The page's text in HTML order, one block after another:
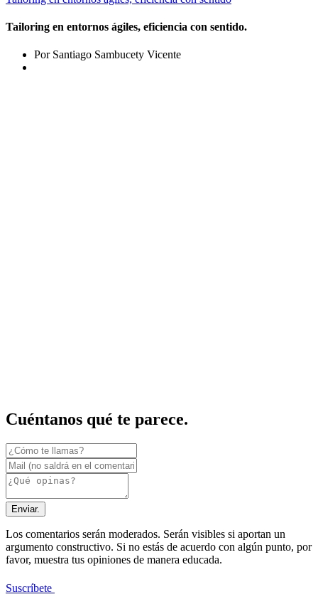
Tailoring en entornos ágiles, eficiencia con sentido.
Por Santiago Sambucety Vicente
Cuéntanos qué te parece.
Enviar.
Los comentarios serán moderados. Serán visibles si aportan un
argumento constructivo. Si no estás de acuerdo con algún punto, por
favor, muestra tus opiniones de manera educada.
Suscríbete